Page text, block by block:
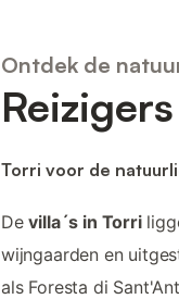
Ontdek de
Torri voor de
Devilla´s in Torri
wijngaarden en
als Foresta di